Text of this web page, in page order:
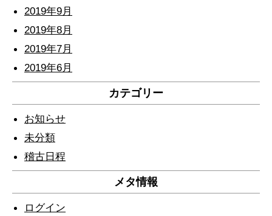
2019年9月
2019年8月
2019年7月
2019年6月
カテゴリー
お知らせ
未分類
稽古日程
メタ情報
ログイン